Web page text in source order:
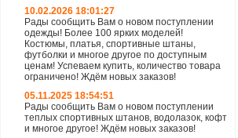
10.02.2026 18:01:27
Рады сообщить Вам о новом поступлении
одежды! Более 100 ярких моделей!
Костюмы, платья, спортивные штаны,
футболки и многое другое по доступным
ценам! Успеваем купить, количество товара
ограничено! Ждём новых заказов!
05.11.2025 18:54:51
Рады сообщить Вам о новом поступлении
теплых спортивных штанов, водолазок, кофт
и многое другое! Ждём новых заказов!